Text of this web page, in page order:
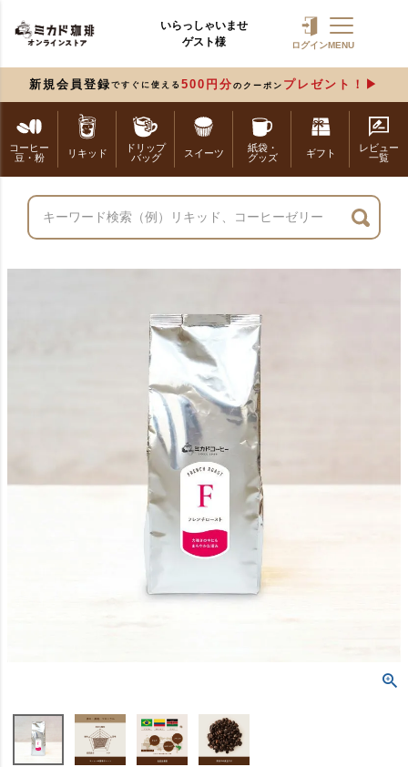
いらっしゃいませ
ゲスト様
ログインMENU
新規会員登録 ですぐに使える 500円分 のクーポン プレゼント！
コーヒー
豆・粉
リキッド
ドリップ
バッグ
スイーツ
紙袋・
グッズ
ギフト
レビュー
一覧